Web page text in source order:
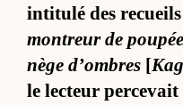
in­ti­tulé des
mon­treur de
nège d’ombres [
le lec­teur per­ce­vait